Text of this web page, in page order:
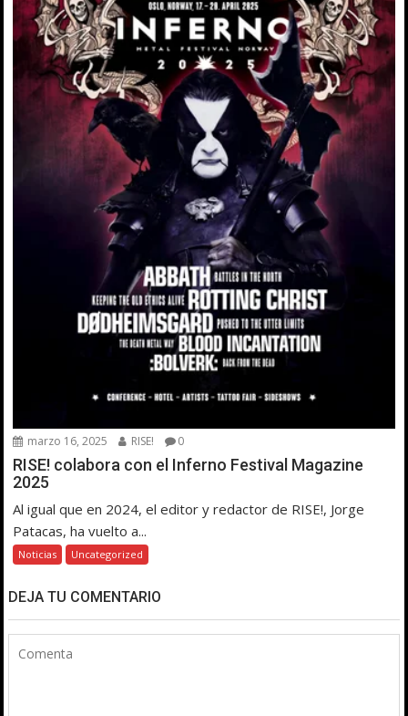
marzo 16, 2025 RISE! 0
RISE! colabora con el Inferno Festival Magazine
2025
Al igual que en 2024, el editor y redactor de RISE!, Jorge
Patacas, ha vuelto a...
Noticias Uncategorized
DEJA TU COMENTARIO